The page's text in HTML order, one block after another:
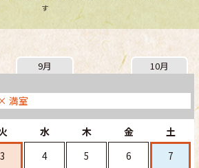
す
9月 10月
満室
水 木 金
土
3 4 5 6 7